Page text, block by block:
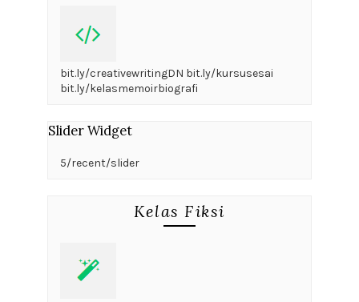
bit.ly/creativewritingDN bit.ly/kursusesai
bit.ly/kelasmemoirbiografi
Slider Widget
5/recent/slider
Kelas Fiksi